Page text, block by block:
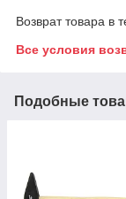
Возврат товара в
Все условия
Подобные